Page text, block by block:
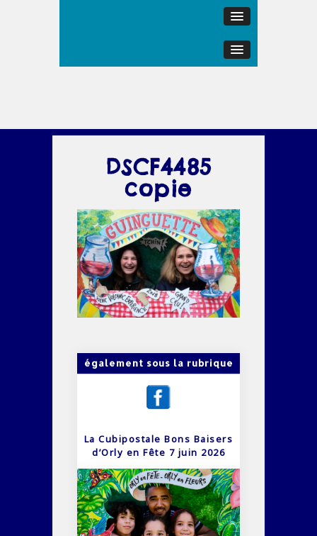
DSCF4485
copie
également sous la rubrique
La Cubipostale Bons Baisers
d’Orly en Fête 7 juin 2026